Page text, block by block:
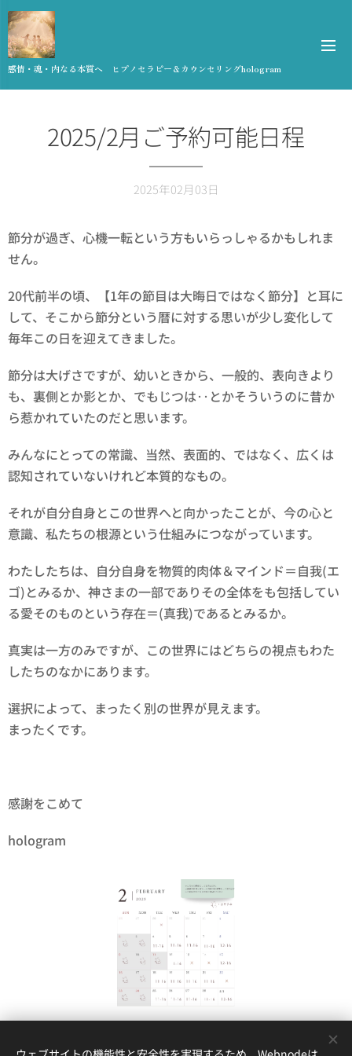
感情・魂・内なる本質へ ヒプノセラピー＆カウンセリングhologram
2025/2月ご予約可能日程
2025年02月03日
節分が過ぎ、心機一転という方もいらっしゃるかもしれま
せん。
20代前半の頃、【1年の節目は大晦日ではなく節分】と耳に
して、そこから節分という暦に対する思いが少し変化して
毎年この日を迎えてきました。
節分は大げさですが、幼いときから、一般的、表向きより
も、裏側とか影とか、でもじつは‥とかそういうのに昔か
ら惹かれていたのだと思います。
みんなにとっての常識、当然、表面的、ではなく、広くは
認知されていないけれど本質的なもの。
それが自分自身とこの世界へと向かったことが、今の心と
意識、私たちの根源という仕組みにつながっています。
わたしたちは、自分自身を物質的肉体＆マインド＝自我(エ
ゴ)とみるか、神さまの一部でありその全体をも包括してい
る愛そのものという存在＝(真我)であるとみるか。
真実は一方のみですが、この世界にはどちらの視点もわた
したちのなかにあります。
選択によって、まったく別の世界が見えます。
まったくです。
感謝をこめて
hologram